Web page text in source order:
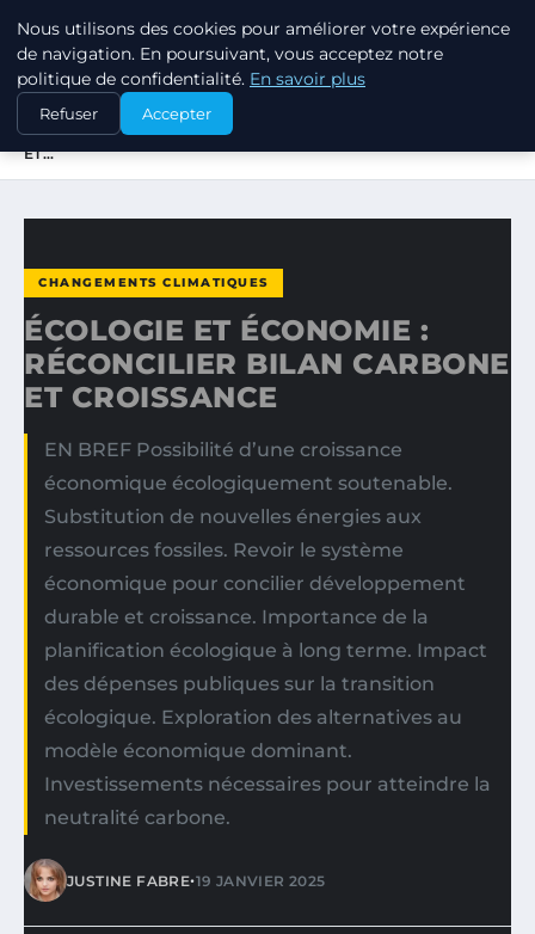
RSE ENJEUX
ACCUEIL
CHANGEMENTS CLIMATIQUES
ÉCOLOGIE ET ÉCONOMIE : RÉCONCILIER BILAN CARBONE
ET…
CHANGEMENTS CLIMATIQUES
ÉCOLOGIE ET ÉCONOMIE :
RÉCONCILIER BILAN CARBONE
ET CROISSANCE
EN BREF Possibilité d’une croissance
économique écologiquement soutenable.
Substitution de nouvelles énergies aux
ressources fossiles. Revoir le système
économique pour concilier développement
durable et croissance. Importance de la
planification écologique à long terme. Impact
des dépenses publiques sur la transition
écologique. Exploration des alternatives au
modèle économique dominant.
Investissements nécessaires pour atteindre la
neutralité carbone.
JUSTINE FABRE•19 JANVIER 2025
Nous utilisons des cookies pour améliorer votre expérience
de navigation. En poursuivant, vous acceptez notre
politique de confidentialité. En savoir plus
Refuser Accepter